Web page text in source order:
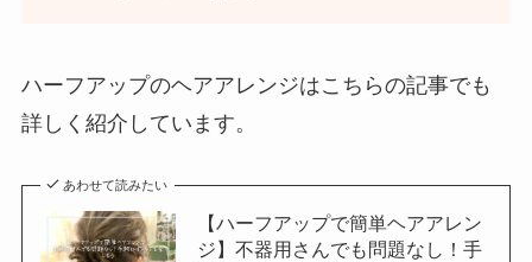
ハーフアップのヘアアレンジはこちらの記事でも
詳しく紹介しています。
あわせて読みたい
【ハーフアップで簡単ヘアアレン
ジ】不器用さんでも問題なし！手